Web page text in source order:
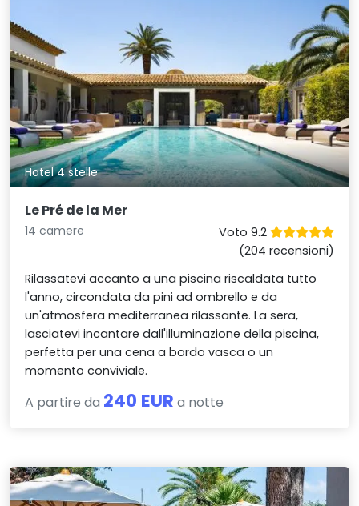
Hotel 4 stelle
Le Pré de la Mer
14 camere
Voto 9.2
(204 recensioni)
Rilassatevi accanto a una piscina riscaldata tutto
l'anno, circondata da pini ad ombrello e da
un'atmosfera mediterranea rilassante. La sera,
lasciatevi incantare dall'illuminazione della piscina,
perfetta per una cena a bordo vasca o un
momento conviviale.
A partire da 240 EUR a notte